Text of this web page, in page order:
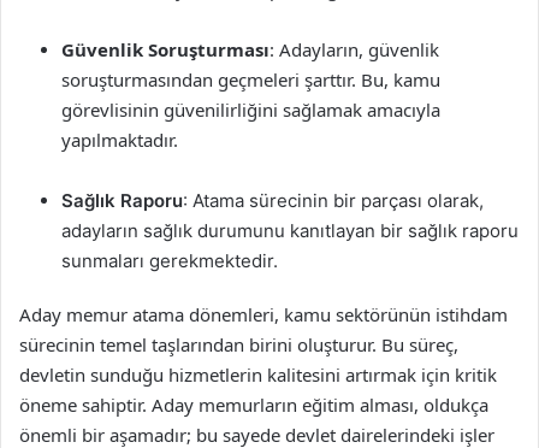
Güvenlik Soruşturması: Adayların, güvenlik
soruşturmasından geçmeleri şarttır. Bu, kamu
görevlisinin güvenilirliğini sağlamak amacıyla
yapılmaktadır.
Sağlık Raporu: Atama sürecinin bir parçası olarak,
adayların sağlık durumunu kanıtlayan bir sağlık raporu
sunmaları gerekmektedir.
Aday memur atama dönemleri, kamu sektörünün istihdam
sürecinin temel taşlarından birini oluşturur. Bu süreç,
devletin sunduğu hizmetlerin kalitesini artırmak için kritik
öneme sahiptir. Aday memurların eğitim alması, oldukça
önemli bir aşamadır; bu sayede devlet dairelerindeki işler